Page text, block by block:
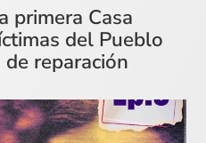
primera Casa
del Pueblo
reparación